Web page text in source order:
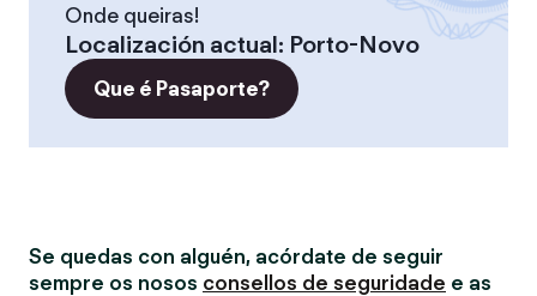
Onde queiras!
Localización actual: Porto-Novo
Que é Pasaporte?
Se quedas con alguén, acórdate de seguir
sempre os nosos consellos de seguridade e as